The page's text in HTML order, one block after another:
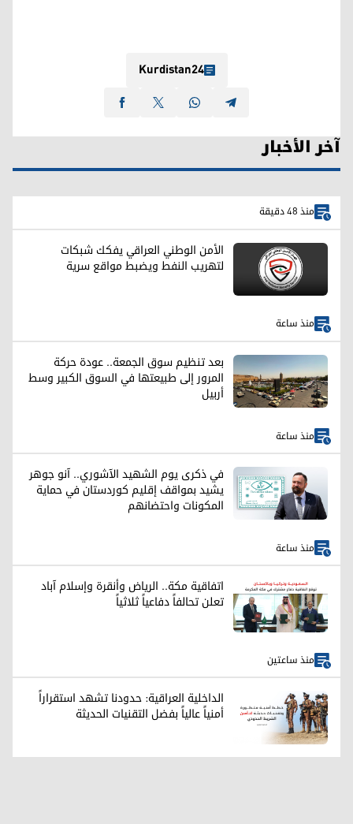
Kurdistan24
آخر الأخبار
منذ 48 دقيقة
الأمن الوطني العراقي يفكك شبكات
لتهريب النفط ويضبط مواقع سرية
منذ ساعة
بعد تنظيم سوق الجمعة.. عودة حركة
المرور إلى طبيعتها في السوق الكبير وسط
أربيل
منذ ساعة
في ذكرى يوم الشهيد الآشوري.. آنو جوهر
يشيد بمواقف إقليم كوردستان في حماية
المكونات واحتضانهم
منذ ساعة
اتفاقية مكة.. الرياض وأنقرة وإسلام آباد
تعلن تحالفاً دفاعياً ثلاثياً
منذ ساعتين
الداخلية العراقية: حدودنا تشهد استقراراً
أمنياً عالياً بفضل التقنيات الحديثة